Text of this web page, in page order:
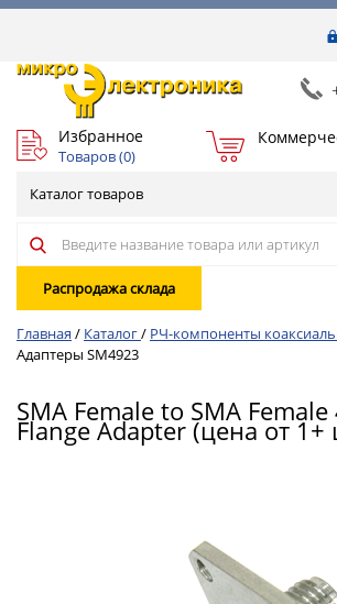
Избранное
Товаров (0)
Каталог товаров
Распродажа склада
Главная / Каталог/ РЧ-компоненты
Адаптеры SM4923
SMA Female to SMA
Flange Adapter (цена от 1+